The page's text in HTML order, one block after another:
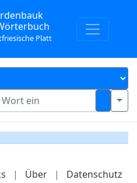
Platt
| Über | Datenschutz